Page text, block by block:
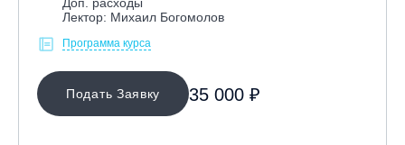
Лектор: Михаил Богомолов
Программа курса
Подать Заявку 35 000 ₽